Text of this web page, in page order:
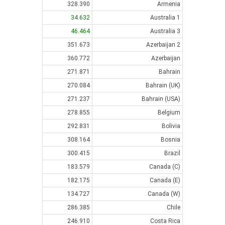
Armenia
328.390
Australia 1
34.632
Australia 3
46.464
Azerbaijan 2
351.673
Azerbaijan
360.772
Bahrain
271.871
Bahrain (UK)
270.084
Bahrain (USA)
271.237
Belgium
278.855
Bolivia
292.831
Bosnia
308.164
Brazil
300.415
Canada (C)
183.579
Canada (E)
182.175
Canada (W)
134.727
Chile
286.385
Costa Rica
246.910